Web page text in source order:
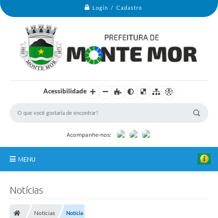
Login / Cadastro
Acessibilidade
Acompanhe-nos:
MENU
Notícias
Notícias Notícia